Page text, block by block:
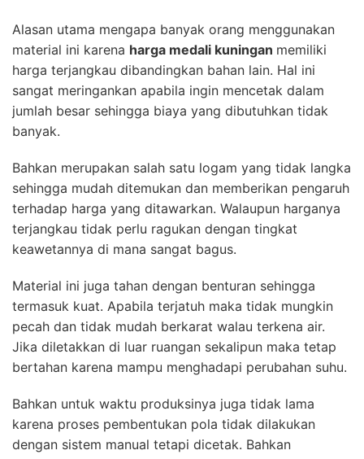
Alasan utama mengapa banyak orang menggunakan
material ini karena harga medali kuningan memiliki
harga terjangkau dibandingkan bahan lain. Hal ini
sangat meringankan apabila ingin mencetak dalam
jumlah besar sehingga biaya yang dibutuhkan tidak
banyak.
Bahkan merupakan salah satu logam yang tidak langka
sehingga mudah ditemukan dan memberikan pengaruh
terhadap harga yang ditawarkan. Walaupun harganya
terjangkau tidak perlu ragukan dengan tingkat
keawetannya di mana sangat bagus.
Material ini juga tahan dengan benturan sehingga
termasuk kuat. Apabila terjatuh maka tidak mungkin
pecah dan tidak mudah berkarat walau terkena air.
Jika diletakkan di luar ruangan sekalipun maka tetap
bertahan karena mampu menghadapi perubahan suhu.
Bahkan untuk waktu produksinya juga tidak lama
karena proses pembentukan pola tidak dilakukan
dengan sistem manual tetapi dicetak. Bahkan